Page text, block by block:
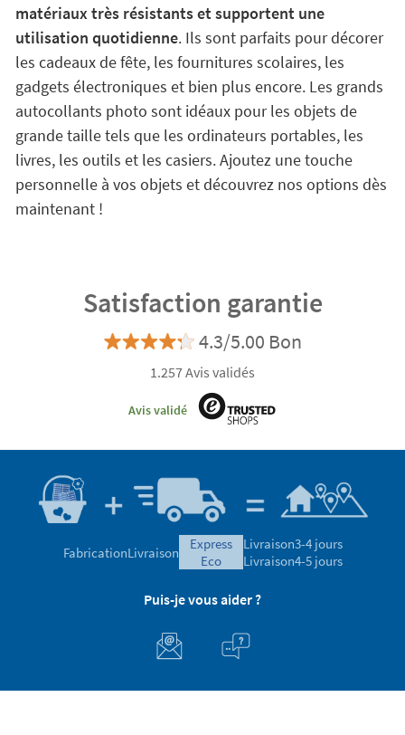
matériaux très résistants et supportent une
utilisation quotidienne. Ils sont parfaits pour décorer
les cadeaux de fête, les fournitures scolaires, les
gadgets électroniques et bien plus encore. Les grands
autocollants photo sont idéaux pour les objets de
grande taille tels que les ordinateurs portables, les
livres, les outils et les casiers. Ajoutez une touche
personnelle à vos objets et découvrez nos options dès
maintenant !
Satisfaction garantie
4.3/5.00 Bon
1.257 Avis validés
Avis validé
FabricationLivraison
express
eco
Livraison3-4 jours
Livraison4-5 jours
Puis-je vous aider ?